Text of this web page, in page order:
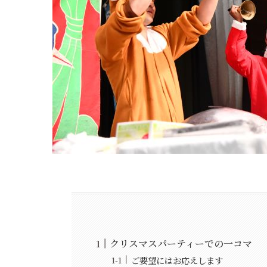
クリスマスパーティーでの一コマ
ご要望にはお応えします